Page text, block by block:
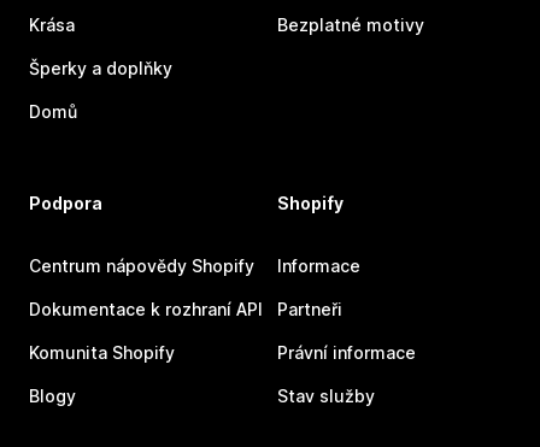
Krása
Šperky a doplňky
Domů
Bezplatné motivy
Podpora
Centrum nápovědy Shopify
Dokumentace k rozhraní API
Komunita Shopify
Blogy
Shopify
Informace
Partneři
Právní informace
Stav služby